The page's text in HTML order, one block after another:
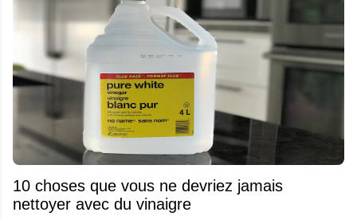
10 choses que vous ne devriez jamais
nettoyer avec du vinaigre